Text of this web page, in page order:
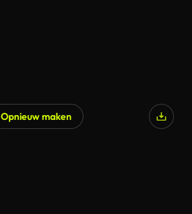
Opnieuw maken